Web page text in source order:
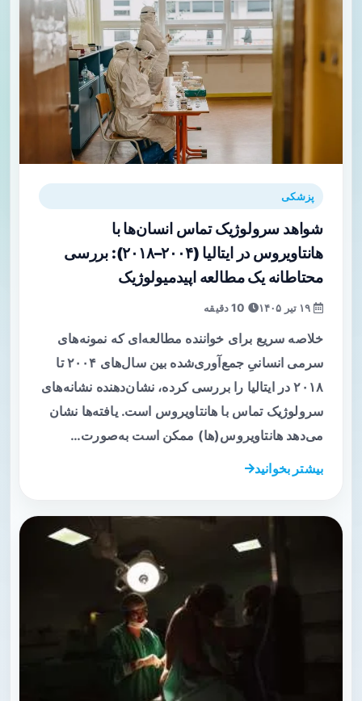
پزشکی
شواهد سرولوژیک تماس انسان‌ها با
هانتاویروس در ایتالیا (۲۰۰۴–۲۰۱۸): بررسی
محتاطانه یک مطالعه اپیدمیولوژیک
خلاصه سریع برای خواننده مطالعه‌ای که نمونه‌های
سرمی انسانیِ جمع‌آوری‌شده بین سال‌های ۲۰۰۴ تا
۲۰۱۸ در ایتالیا را بررسی کرده، نشان‌دهنده نشانه‌های
سرولوژیک تماس با هانتاویروس است. یافته‌ها نشان
می‌دهد هانتاویروس(ها) ممکن است به‌صورت…
بیشتر بخوانید